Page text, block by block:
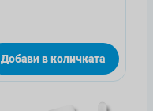
Добави в количката